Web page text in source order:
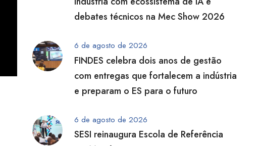
debates técnicos na Mec Show 2026
6 de agosto de 2026
FINDES celebra dois anos de gestão
com entregas que fortalecem a indústria
e preparam o ES para o futuro
6 de agosto de 2026
SESI reinaugura Escola de Referência